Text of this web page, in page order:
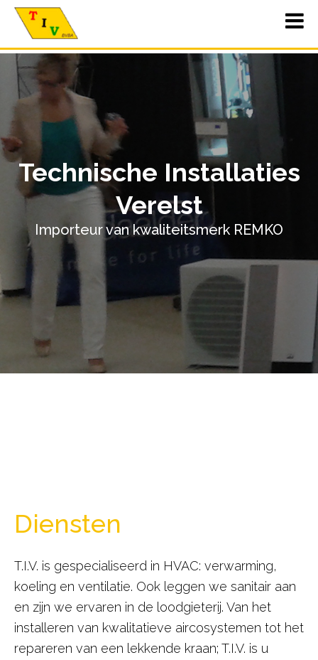
Technische Installaties
Verelst
Importeur van kwaliteitsmerk REMKO
Diensten
T.I.V. is gespecialiseerd in HVAC: verwarming,
koeling en ventilatie. Ook leggen we sanitair aan
en zijn we ervaren in de loodgieterij. Van het
installeren van kwalitatieve aircosystemen tot het
repareren van een lekkende kraan; T.I.V. is u